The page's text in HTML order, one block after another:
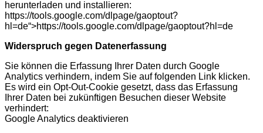
herunterladen und installieren:
https://tools.google.com/dlpage/gaoptout?
hl=de“>https://tools.google.com/dlpage/gaoptout?hl=de
Widerspruch gegen Datenerfassung
Sie können die Erfassung Ihrer Daten durch Google
Analytics verhindern, indem Sie auf folgenden Link klicken.
Es wird ein Opt-Out-Cookie gesetzt, dass das Erfassung
Ihrer Daten bei zukünftigen Besuchen dieser Website
verhindert:
Google Analytics deaktivieren